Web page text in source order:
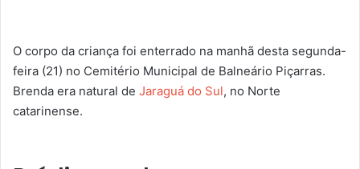
O corpo da criança foi enterrado na manhã desta segunda-
feira (21) no Cemitério Municipal de Balneário Piçarras.
Brenda era natural de Jaraguá do Sul, no Norte
catarinense.